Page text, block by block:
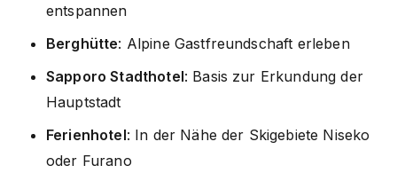
entspannen
Berghütte: Alpine Gastfreundschaft erleben
Sapporo Stadthotel: Basis zur Erkundung der
Hauptstadt
Ferienhotel: In der Nähe der Skigebiete Niseko
oder Furano